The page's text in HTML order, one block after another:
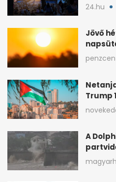
24.hu
Jövő
Trump
A
esőkkel